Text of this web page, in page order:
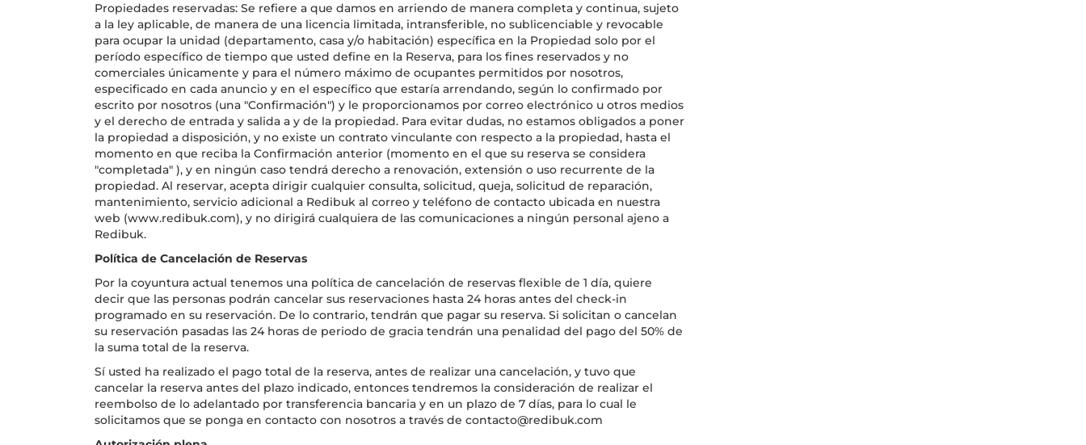
Propiedades reservadas: Se refiere a que damos en arriendo de manera completa y continua, sujeto
a la ley aplicable, de manera de una licencia limitada, intransferible, no sublicenciable y revocable
para ocupar la unidad (departamento, casa y/o habitación) específica en la Propiedad solo por el
período específico de tiempo que usted define en la Reserva, para los fines reservados y no
comerciales únicamente y para el número máximo de ocupantes permitidos por nosotros,
especificado en cada anuncio y en el específico que estaría arrendando, según lo confirmado por
escrito por nosotros (una "Confirmación") y le proporcionamos por correo electrónico u otros medios
y el derecho de entrada y salida a y de la propiedad. Para evitar dudas, no estamos obligados a poner
la propiedad a disposición, y no existe un contrato vinculante con respecto a la propiedad, hasta el
momento en que reciba la Confirmación anterior (momento en el que su reserva se considera
"completada" ), y en ningún caso tendrá derecho a renovación, extensión o uso recurrente de la
propiedad. Al reservar, acepta dirigir cualquier consulta, solicitud, queja, solicitud de reparación,
mantenimiento, servicio adicional a Redibuk al correo y teléfono de contacto ubicada en nuestra
web (www.redibuk.com), y no dirigirá cualquiera de las comunicaciones a ningún personal ajeno a
Redibuk.
Política de Cancelación de Reservas
Por la coyuntura actual tenemos una política de cancelación de reservas flexible de 1 día, quiere
decir que las personas podrán cancelar sus reservaciones hasta 24 horas antes del check-in
programado en su reservación. De lo contrario, tendrán que pagar su reserva. Si solicitan o cancelan
su reservación pasadas las 24 horas de periodo de gracia tendrán una penalidad del pago del 50% de
la suma total de la reserva.
Sí usted ha realizado el pago total de la reserva, antes de realizar una cancelación, y tuvo que
cancelar la reserva antes del plazo indicado, entonces tendremos la consideración de realizar el
reembolso de lo adelantado por transferencia bancaria y en un plazo de 7 días, para lo cual le
solicitamos que se ponga en contacto con nosotros a través de contacto@redibuk.com